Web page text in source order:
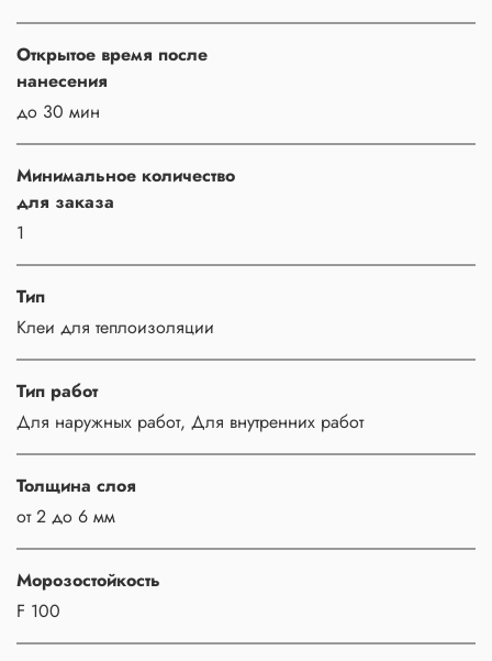
Открытое время после
нанесения
до 30 мин
Минимальное количество
для заказа
1
Тип
Клеи для теплоизоляции
Тип работ
Для наружных работ, Для внутренних работ
Толщина слоя
от 2 до 6 мм
Морозостойкость
F 100